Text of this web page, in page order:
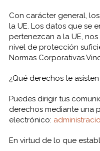
Con carácter general,
la UE. Los datos que se
pertenezcan a la UE,
nivel de protección
Normas Corporativas
¿Qué derechos te
Puedes dirigir tus
derechos mediante una
electrónico:
En virtud de lo que